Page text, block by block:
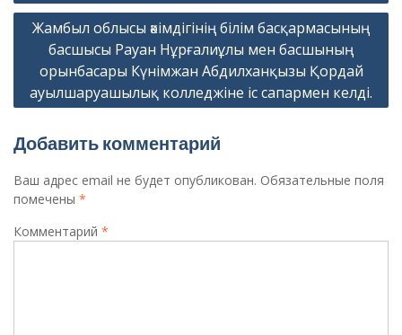
Жамбыл облысы әкімдігінің білім басқармасының
басшысы Рауан Нұрғалиұлы мен басшының
орынбасары Күнімжан Абдилханқызы Қордай
ауылшаруашылық колледжіне іс сапармен келді.
Добавить комментарий
Ваш адрес email не будет опубликован. Обязательные поля
помечены *
Комментарий *